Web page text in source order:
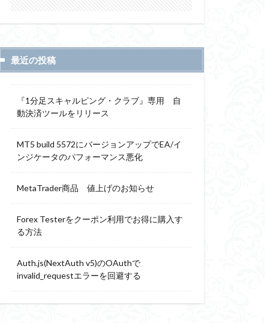
最近の投稿
『1分足スキャルピング・クラブ』専用 自
動決済ツールをリリース
MT5 build 5572にバージョンアップでEA/イ
ンジケータのパフォーマンス悪化
MetaTrader商品 値上げのお知らせ
Forex Testerをクーポン利用でお得に購入す
る方法
Auth.js(NextAuth v5)のOAuthで
invalid_requestエラーを回避する